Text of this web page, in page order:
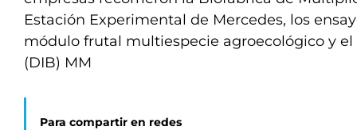
Estación Experimental de Mercedes, los
módulo frutal multiespecie agroecológico y
(DIB) MM
Para compartir en redes